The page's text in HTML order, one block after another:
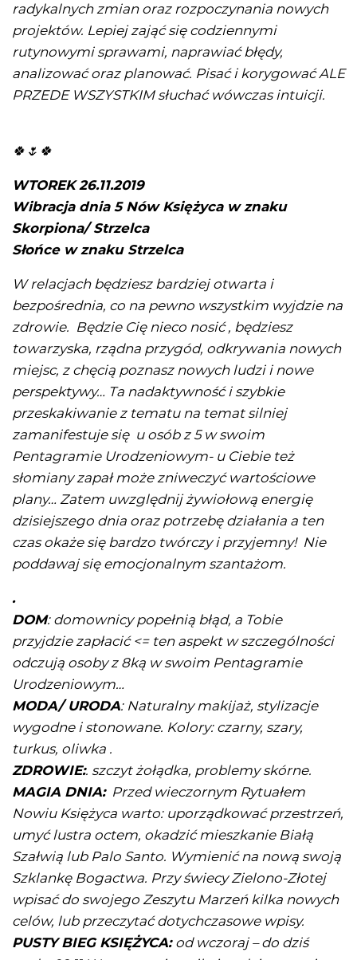
radykalnych zmian oraz rozpoczynania nowych
projektów. Lepiej zająć się codziennymi
rutynowymi sprawami, naprawiać błędy,
analizować oraz planować. Pisać i korygować ALE
PRZEDE WSZYSTKIM słuchać wówczas intuicji.
🍀🌷🍀
WTOREK 26.11.2019
Wibracja dnia 5 Nów Księżyca w znaku
Skorpiona/ Strzelca
Słońce w znaku Strzelca
W relacjach będziesz bardziej otwarta i
bezpośrednia, co na pewno wszystkim wyjdzie na
zdrowie. Będzie Cię nieco nosić , będziesz
towarzyska, rządna przygód, odkrywania nowych
miejsc, z chęcią poznasz nowych ludzi i nowe
perspektywy… Ta nadaktywność i szybkie
przeskakiwanie z tematu na temat silniej
zamanifestuje się u osób z 5 w swoim
Pentagramie Urodzeniowym- u Ciebie też
słomiany zapał może zniweczyć wartościowe
plany… Zatem uwzględnij żywiołową energię
dzisiejszego dnia oraz potrzebę działania a ten
czas okaże się bardzo twórczy i przyjemny! Nie
poddawaj się emocjonalnym szantażom.
.
DOM: domownicy popełnią błąd, a Tobie
przyjdzie zapłacić <= ten aspekt w szczególności
odczują osoby z 8ką w swoim Pentagramie
Urodzeniowym…
MODA/ URODA: Naturalny makijaż, stylizacje
wygodne i stonowane. Kolory: czarny, szary,
turkus, oliwka .
ZDROWIE:. szczyt żołądka, problemy skórne.
MAGIA DNIA:Przed wieczornym Rytuałem
Nowiu Księżyca warto: uporządkować przestrzeń,
umyć lustra octem, okadzić mieszkanie Białą
Szałwią lub Palo Santo. Wymienić na nową swoją
Szklankę Bogactwa. Przy świecy Zielono-Złotej
wpisać do swojego Zeszytu Marzeń kilka nowych
celów, lub przeczytać dotychczasowe wpisy.
PUSTY BIEG KSIĘŻYCA: od wczoraj – do dziś